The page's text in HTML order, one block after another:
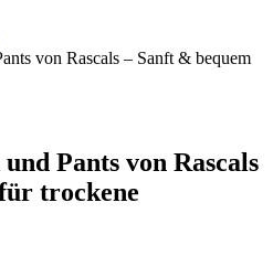
von Rascals – Sanft & bequem
Pants von Rascals
trockene